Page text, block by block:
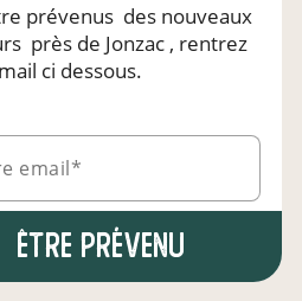
prévenus des nouveaux
près de Jonzac , rentrez
ci dessous.
email*
Être prévenu